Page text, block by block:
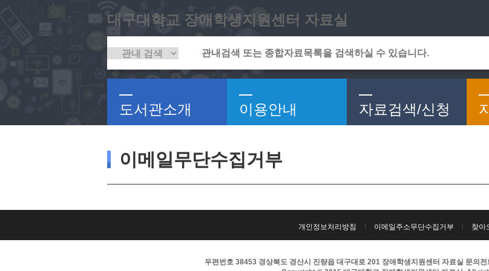
대구대학교 장애학생지원센터 자료실
도서관소개 이용안내 자료검색/신청
이메일무단수집거부
개인정보처리방침 이메일주소무단수집거부 찾아
우편번호 38453 경상북도 경산시 진량읍 대구대로 201 장애학생지원센터 자료실 문의